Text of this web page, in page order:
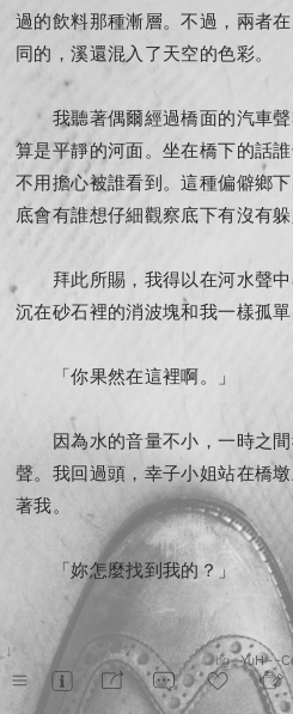
過的飲料那種漸層。不過，兩者
同的，溪還混入了天空的色彩。
我聽著偶爾經過橋面的汽車聲
算是平靜的河面。坐在橋下的話
不用擔心被誰看到。這種偏僻鄉
底會有誰想仔細觀察底下有沒有躲
拜此所賜，我得以在河水聲中
沉在砂石裡的消波塊和我一樣孤單
「你果然在這裡啊。」
因為水的音量不小，一時之間
聲。我回過頭，幸子小姐站在橋
著我。
「妳怎麼找到我的？」
「小時候的事情不只有你記得
我轉頭繼續看河。幸子她踩著
bg :YuH - -
↓